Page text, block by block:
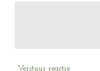
Verstuur reactie